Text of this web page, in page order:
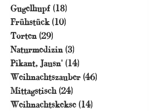
Gugelhupf (18)
Frühstück (10)
Torten (29)
Naturmedizin (3)
Pikant, Jausn' (14)
Weihnachtszauber (46)
Mittagstisch (24)
Weihnachtskekse (14)